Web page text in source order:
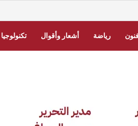
الدعوى إلكترونيًا
رياضة أشعار وأقوال